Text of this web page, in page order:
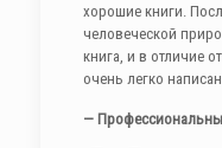
хорошие книги.
человеческой
книга, и в отличие
очень легко
—